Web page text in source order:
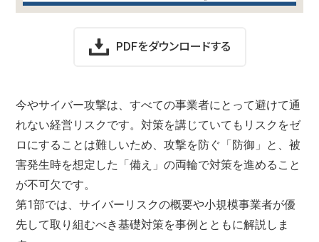
PDFをダウンロードする
今やサイバー攻撃は、すべての事業者にとって避けて通
れない経営リスクです。対策を講じていてもリスクをゼ
ロにすることは難しいため、攻撃を防ぐ「防御」と、被
害発生時を想定した「備え」の両輪で対策を進めること
が不可欠です。
第1部では、サイバーリスクの概要や小規模事業者が優
先して取り組むべき基礎対策を事例とともに解説しま